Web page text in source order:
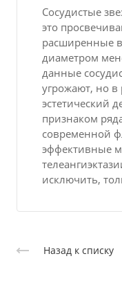
Сосудистые
это
расширенные
диаметром
данные
угрожают, но в
эстетический
признаком
современной
эффективные
исключить,
Назад к списку